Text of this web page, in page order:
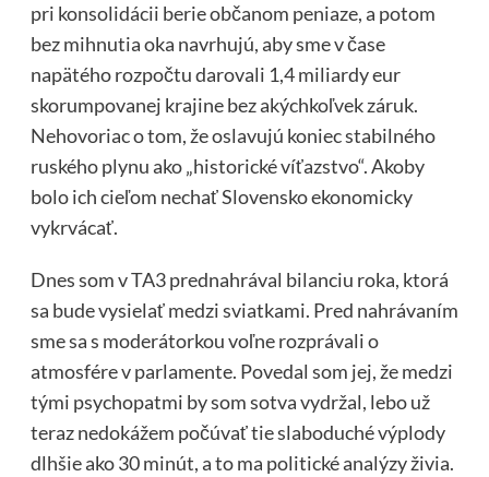
pri konsolidácii berie občanom peniaze, a potom
bez mihnutia oka navrhujú, aby sme v čase
napätého rozpočtu darovali 1,4 miliardy eur
skorumpovanej krajine bez akýchkoľvek záruk.
Nehovoriac o tom, že oslavujú koniec stabilného
ruského plynu ako „historické víťazstvo“. Akoby
bolo ich cieľom nechať Slovensko ekonomicky
vykrvácať.
Dnes som v TA3 prednahrával bilanciu roka, ktorá
sa bude vysielať medzi sviatkami. Pred nahrávaním
sme sa s moderátorkou voľne rozprávali o
atmosfére v parlamente. Povedal som jej, že medzi
tými psychopatmi by som sotva vydržal, lebo už
teraz nedokážem počúvať tie slaboduché výplody
dlhšie ako 30 minút, a to ma politické analýzy živia.